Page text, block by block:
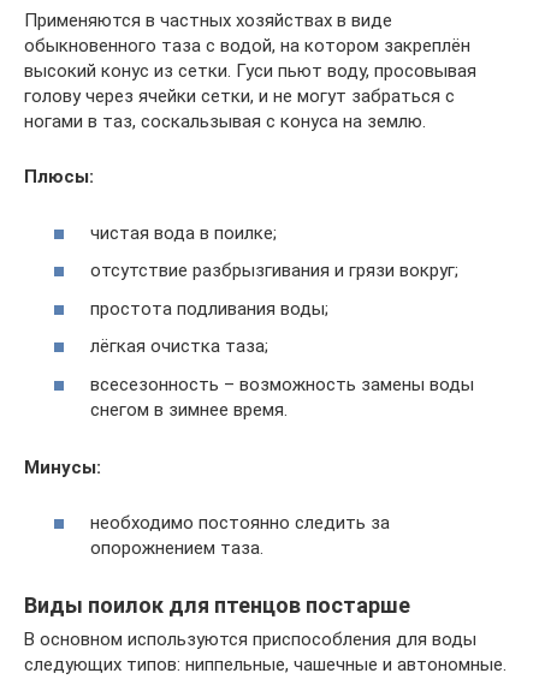
Применяются в частных хозяйствах в виде
обыкновенного таза с водой, на котором закреплён
высокий конус из сетки. Гуси пьют воду, просовывая
голову через ячейки сетки, и не могут забраться с
ногами в таз, соскальзывая с конуса на землю.
Плюсы:
чистая вода в поилке;
отсутствие разбрызгивания и грязи вокруг;
простота подливания воды;
лёгкая очистка таза;
всесезонность – возможность замены воды
снегом в зимнее время.
Минусы:
необходимо постоянно следить за
опорожнением таза.
Виды поилок для птенцов постарше
В основном используются приспособления для воды
следующих типов: ниппельные, чашечные и автономные.